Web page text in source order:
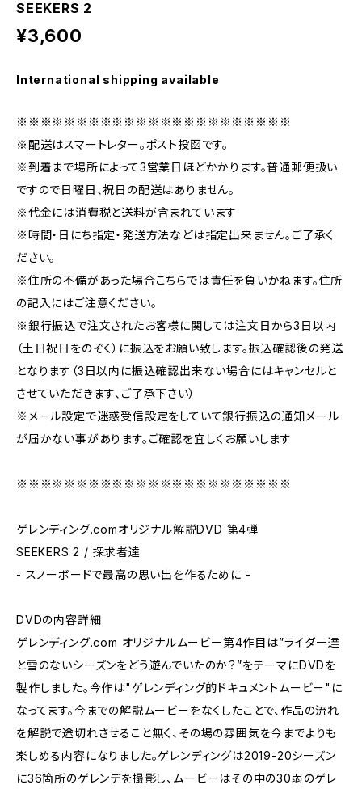
SEEKERS 2
¥3,600
International shipping available
※※※※※※※※※※※※※※※※※※※※※※※
※配送はスマートレター。ポスト投函です。
※到着まで場所によって3営業日ほどかかります。普通郵便扱い
ですので日曜日、祝日の配送はありません。
※代金には消費税と送料が含まれています
※時間・日にち指定・発送方法などは指定出来ません。ご了承く
ださい。
※住所の不備があった場合こちらでは責任を負いかねます。住所
の記入にはご注意ください。
※銀行振込で注文されたお客様に関しては注文日から3日以内
（土日祝日をのぞく）に振込をお願い致します。振込確認後の発送
となります（3日以内に振込確認出来ない場合にはキャンセルと
させていただきます、ご了承下さい）
※メール設定で迷惑受信設定をしていて銀行振込の通知メール
が届かない事があります。ご確認を宜しくお願いします
※※※※※※※※※※※※※※※※※※※※※※※
ゲレンディング.comオリジナル解説DVD 第4弾
SEEKERS 2 / 探求者達
- スノーボードで最高の思い出を作るために -
DVDの内容詳細
ゲレンディング.com オリジナルムービー第4作目は”ライダー達
と雪のないシーズンをどう遊んでいたのか？”をテーマにDVDを
製作しました。今作は"ゲレンディング的ドキュメントムービー"に
なってます。今までの解説ムービーをなくしたことで、作品の流れ
を解説で途切れさせること無く、その場の雰囲気を今までよりも
楽しめる内容になりました。ゲレンディングは2019-20シーズン
に36箇所のゲレンデを撮影し、ムービーはその中の30弱のゲレ